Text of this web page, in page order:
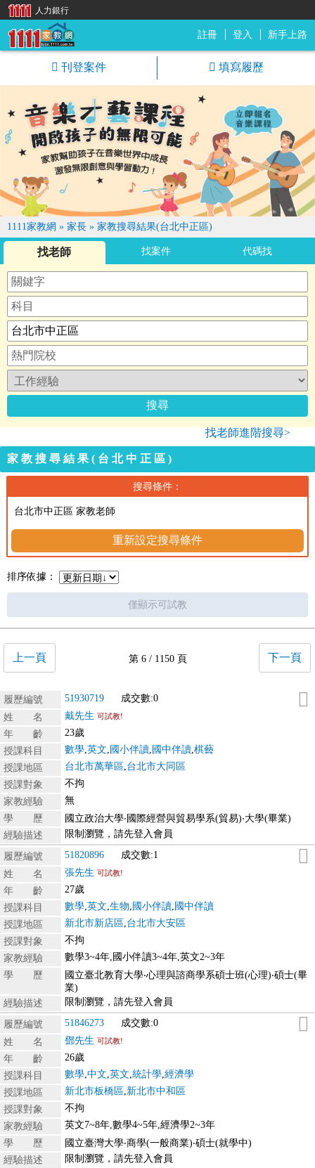
註冊 登入 新手上路
刊登案件 填寫履歷
1111家教網 » 家長 » 家教搜尋結果(台北中正區)
找老師 找案件 代碼找
找老師進階搜尋>
家教搜尋結果(台北中正區)
搜尋條件：
台北市中正區 家教老師
重新設定搜尋條件
排序依據：
僅顯示可試教
上一頁 第 6 / 1150 頁 下一頁
履歷編號 51930719
成交數:0
姓 名
戴先生 可試教!
年 齡
23歲
授課科目
數學,英文, 國小伴讀, 國中伴讀,棋藝
授課地區
台北市萬華區,台北市大同區
授課對象
不拘
家教經驗
無
學 歷
國立政治大學‧國際經營與貿易學系(貿易)‧大學(畢業)
經驗描述
限制瀏覽，請先登入會員
履歷編號 51820896
成交數:1
姓 名
張先生 可試教!
年 齡
27歲
授課科目
數學,英文,生物, 國小伴讀, 國中伴讀
授課地區
新北市新店區,台北市大安區
授課對象
不拘
家教經驗
數學3~4年,國小伴讀3~4年,英文2~3年
學 歷
國立臺北教育大學‧心理與諮商學系碩士班(心理)‧碩士(畢
業)
經驗描述
限制瀏覽，請先登入會員
履歷編號 51846273
成交數:0
姓 名
鄧先生 可試教!
年 齡
26歲
授課科目
數學,中文,英文,統計學,經濟學
授課地區
新北市板橋區,新北市中和區
授課對象
不拘
家教經驗
英文7~8年,數學4~5年,經濟學2~3年
學 歷
國立臺灣大學‧商學(一般商業)‧碩士(就學中)
經驗描述
限制瀏覽，請先登入會員
人力銀行